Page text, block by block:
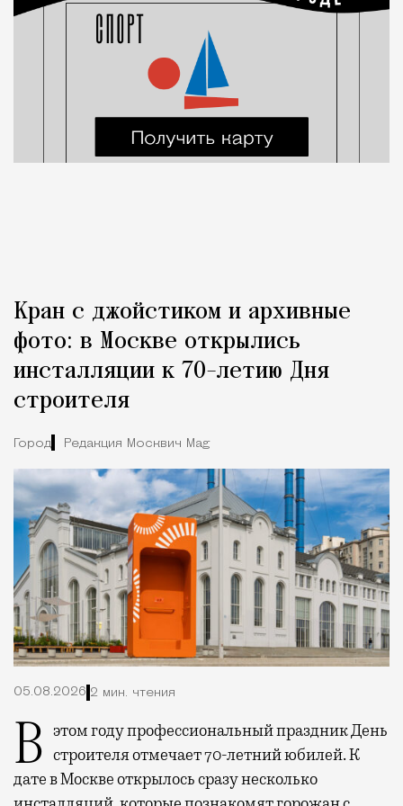
Кран с джойстиком и архивные
фото: в Москве открылись
инсталляции к 70-летию Дня
строителя
Город Редакция Москвич Mag
05.08.2026 2 мин. чтения
В этом году профессиональный праздник День строителя отмечает 70-летний юбилей. К
дате в Москве открылось сразу несколько